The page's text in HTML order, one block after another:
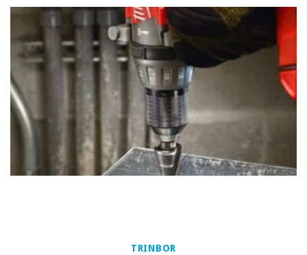
TRINBOR